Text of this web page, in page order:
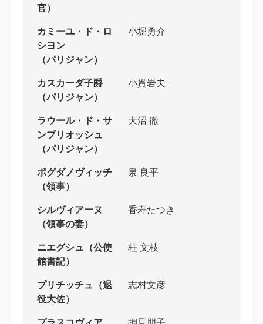
官）
カミーユ・ド・ロ
シヨン
（パリジャン）
小堀勇介
カスカーダ子爵
（パリジャン）
小貫岩夫
ラウール・ド・サ
ンブリオッシュ
（パリジャン）
大沼 徹
ボグダノヴィッチ
（領事）
泉 良平
シルヴィアーヌ
（領事の妻）
香寿たつき
ニエグシュ（公使
館書記）
桂 文枝
プリチッチュ（退
役大佐）
志村文彦